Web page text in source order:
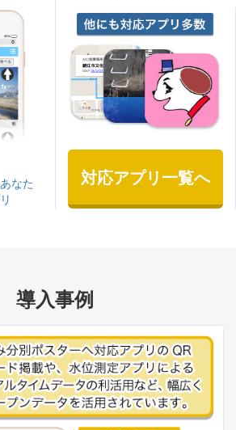
なた
対応アプリ一覧へ
導入事例